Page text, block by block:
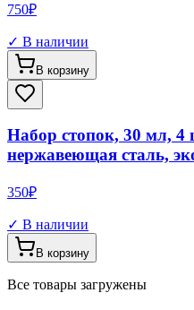
750₽
✓ В наличии
В корзину
Набор стопок, 30 мл, 4
нержавеющая сталь,
350₽
✓ В наличии
В корзину
Все товары загружены